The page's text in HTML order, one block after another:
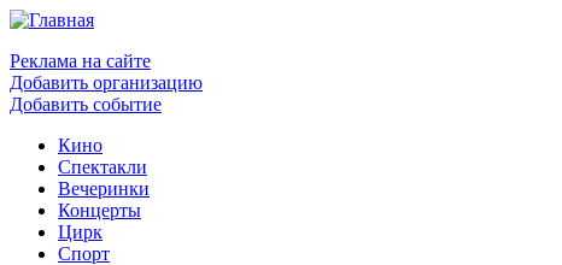
Реклама на сайте
Добавить организацию
Добавить событие
Кино
Спектакли
Вечеринки
Концерты
Цирк
Спорт